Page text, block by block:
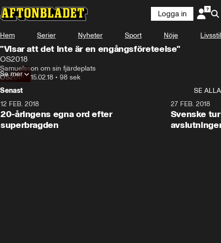
Logga in
Hem Serier Nyheter Sport Nöje Livsstil
"Visar att det inte är en engångsföreteelse"
OS2018
Samuelsson om sin fjärdeplats
OS2018• 15.02.18 • 98 sek
Se mer
Senast
SE ALLA
12 FEB. 2018
20-åringens egna ord efter
superbragden
27 FEB. 2018
Svenske